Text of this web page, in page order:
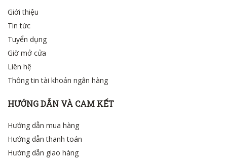
Giới thiệu
Tin tức
Tuyển dụng
Giờ mở cửa
Liên hệ
Thông tin tài khoản ngân hàng
HƯỚNG DẪN VÀ CAM KẾT
Hướng dẫn mua hàng
Hướng dẫn thanh toán
Hướng dẫn giao hàng